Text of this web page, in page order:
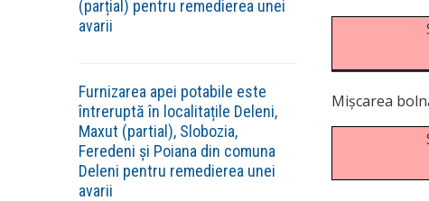
(parțial) pentru remedierea unei
avarii
Furnizarea apei potabile este
întreruptă în localitațile Deleni,
Maxut (partial), Slobozia,
Feredeni și Poiana din comuna
Deleni pentru remedierea unei
avarii
Mișcarea